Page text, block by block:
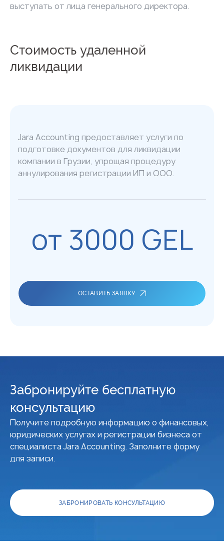
выступать от лица генерального директора.
Стоимость удаленной
ликвидации
Jara Accounting предоставляет услуги по
подготовке документов для ликвидации
компании в Грузии, упрощая процедуру
аннулирования регистрации ИП и ООО.
от 3000 GEL
ОСТАВИТЬ ЗАЯВКУ
Забронируйте бесплатную
консультацию
Получите подробную информацию о финансовых,
юридических услугах и регистрации бизнеса от
специалиста Jara Accounting. Заполните форму
для записи.
ЗАБРОНИРОВАТЬ КОНСУЛЬТАЦИЮ